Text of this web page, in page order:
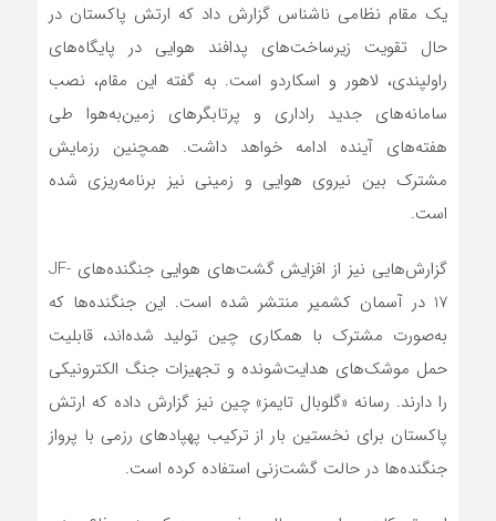
یک مقام نظامی ناشناس گزارش داد که ارتش پاکستان در
حال تقویت زیرساخت‌های پدافند هوایی در پایگاه‌های
راولپندی، لاهور و اسکاردو است. به گفته این مقام، نصب
سامانه‌های جدید راداری و پرتابگرهای زمین‌به‌هوا طی
هفته‌های آینده ادامه خواهد داشت. همچنین رزمایش
مشترک بین نیروی هوایی و زمینی نیز برنامه‌ریزی شده
است.
گزارش‌هایی نیز از افزایش گشت‌های هوایی جنگنده‌های JF-
17 در آسمان کشمیر منتشر شده است. این جنگنده‌ها که
به‌صورت مشترک با همکاری چین تولید شده‌اند، قابلیت
حمل موشک‌های هدایت‌شونده و تجهیزات جنگ الکترونیکی
را دارند. رسانه «گلوبال تایمز» چین نیز گزارش داده که ارتش
پاکستان برای نخستین بار از ترکیب پهپادهای رزمی با پرواز
جنگنده‌ها در حالت گشت‌زنی استفاده کرده است.